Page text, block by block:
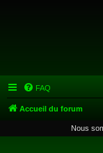
FAQ
Accueil du forum
Nous